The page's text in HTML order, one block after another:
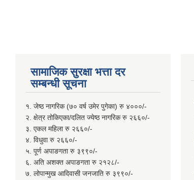
सामाजिक सुरक्षा भत्ता दर
सम्बन्धी सूचना
१. जेष्ठ नागरिक (७० वर्ष उमेर पुगेका) रु ४०००/-
२. क्षेत्र तोकिएका/दलित ज्येष्ठ नागरिक रु २६६०/-
३. एकल महिला रु २६६०/-
४. विधुवा रु २६६०/-
५. पूर्ण अपाङगता रु ३९९०/-
६. अति अशक्त अपाङगता रु २१२८/-
७. लोपान्मुख आदिवासी जनजाति रु ३९९०/-